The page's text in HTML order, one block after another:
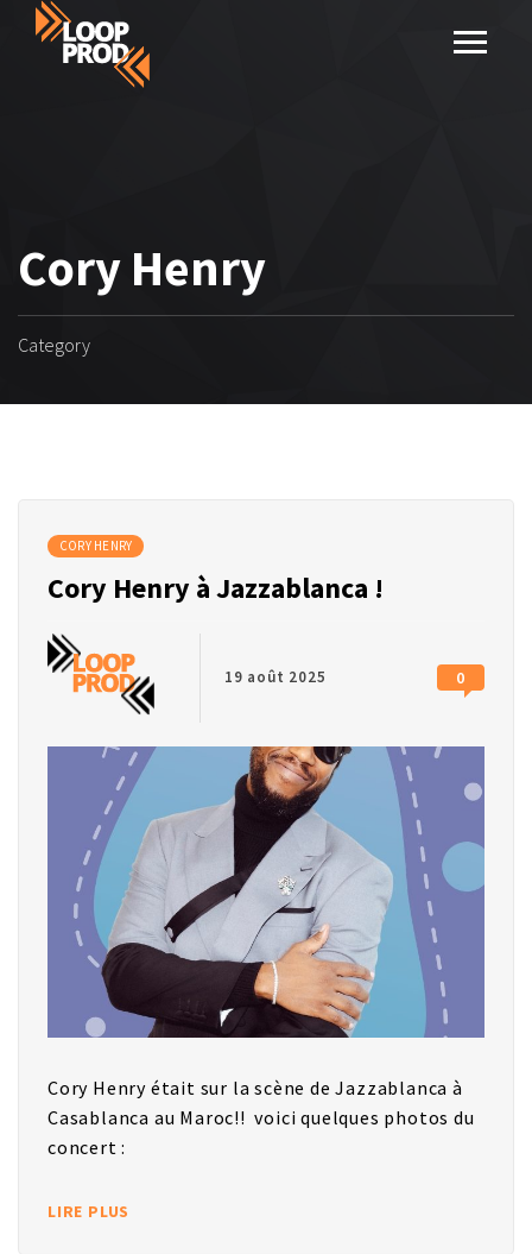
Cory Henry
Category
CORY HENRY
Cory Henry à Jazzablanca !
19 août 2025 0
Cory Henry était sur la scène de Jazzablanca à
Casablanca au Maroc!! voici quelques photos du
concert :
LIRE PLUS